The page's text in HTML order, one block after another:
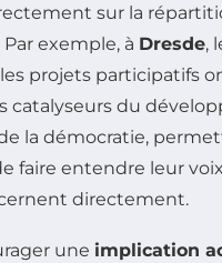
sur la
exemple, à Dresde,
projets participatifs
catalyseurs du
la démocratie,
faire entendre leur
directement.
une implication